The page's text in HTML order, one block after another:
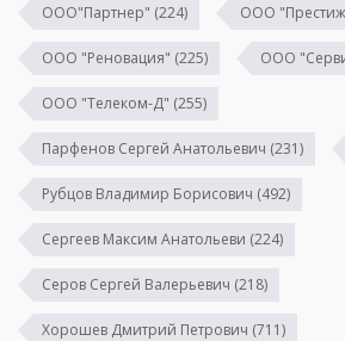
ООО"Партнер" (224) ООО
ООО "Реновация" (225) ООО
ООО "Телеком-Д" (255)
Парфенов Сергей Анатольевич (231)
Рубцов Владимир Борисович (492)
Сергеев Максим Анатольеви (224)
Серов Сергей Валерьевич (218)
Хорошев Дмитрий Петрович (711)